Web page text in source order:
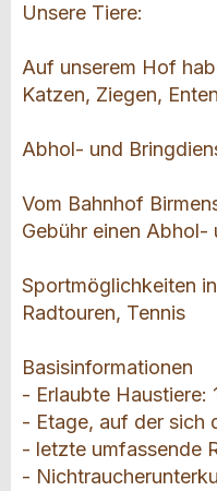
Unsere Tiere:
Auf unserem Hof
Katzen, Ziegen,
Abhol- und
Vom Bahnhof
Gebühr einen Abhol-
Sportmöglichkeiten
Radtouren, Tennis
Basisinformationen
- Erlaubte Haustiere:
- Etage, auf der sich
- letzte umfassende
-